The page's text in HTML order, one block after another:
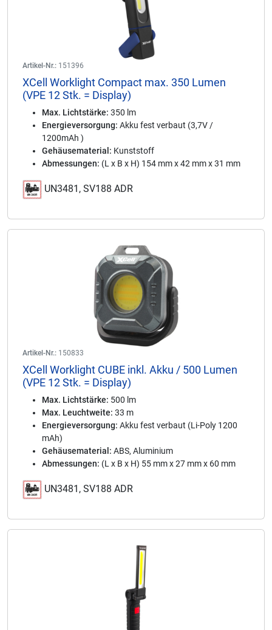
Artikel-Nr.: 151396
XCell Worklight Compact max. 350 Lumen
(VPE 12 Stk. = Display)
Max. Lichtstärke: 350 lm
Energieversorgung: Akku fest verbaut (3,7V /
1200mAh )
Gehäusematerial: Kunststoff
Abmessungen: (L x B x H) 154 mm x 42 mm x 31 mm
UN3481, SV188 ADR
Artikel-Nr.: 150833
XCell Worklight CUBE inkl. Akku / 500 Lumen
(VPE 12 Stk. = Display)
Max. Lichtstärke: 500 lm
Max. Leuchtweite: 33 m
Energieversorgung: Akku fest verbaut (Li-Poly 1200
mAh)
Gehäusematerial: ABS, Aluminium
Abmessungen: (L x B x H) 55 mm x 27 mm x 60 mm
UN3481, SV188 ADR